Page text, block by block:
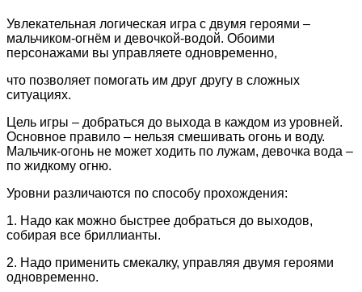
Увлекательная логическая игра с двумя героями –
мальчиком-огнём и девочкой-водой. Обоими
персонажами вы управляете одновременно,
что позволяет помогать им друг другу в сложных
ситуациях.
Цель игры – добраться до выхода в каждом из уровней.
Основное правило – нельзя смешивать огонь и воду.
Мальчик-огонь не может ходить по лужам, девочка вода –
по жидкому огню.
Уровни различаются по способу прохождения:
1. Надо как можно быстрее добраться до выходов,
собирая все бриллианты.
2. Надо применить смекалку, управляя двумя героями
одновременно.